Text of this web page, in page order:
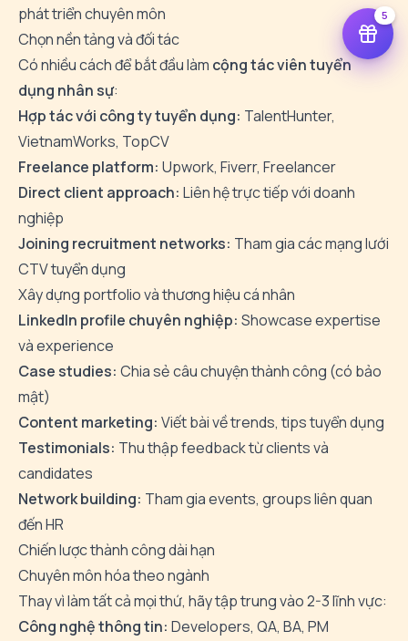
phát triển chuyên môn
Chọn nền tảng và đối tác
Có nhiều cách để bắt đầu làm cộng tác viên tuyển
dụng nhân sự:
Hợp tác với công ty tuyển dụng: TalentHunter,
VietnamWorks, TopCV
Freelance platform: Upwork, Fiverr, Freelancer
Direct client approach: Liên hệ trực tiếp với doanh
nghiệp
Joining recruitment networks: Tham gia các mạng lưới
CTV tuyển dụng
Xây dựng portfolio và thương hiệu cá nhân
LinkedIn profile chuyên nghiệp: Showcase expertise
và experience
Case studies: Chia sẻ câu chuyện thành công (có bảo
mật)
Content marketing: Viết bài về trends, tips tuyển dụng
Testimonials: Thu thập feedback từ clients và
candidates
Network building: Tham gia events, groups liên quan
đến HR
Chiến lược thành công dài hạn
Chuyên môn hóa theo ngành
Thay vì làm tất cả mọi thứ, hãy tập trung vào 2-3 lĩnh vực:
Công nghệ thông tin: Developers, QA, BA, PM
5